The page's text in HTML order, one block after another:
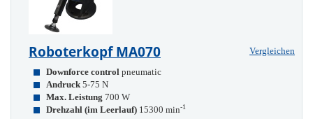
Roboterkopf MA070
Vergleichen
Downforce control pneumatic
Andruck 5-75 N
Max. Leistung 700 W
Drehzahl (im Leerlauf) 15300 min-1